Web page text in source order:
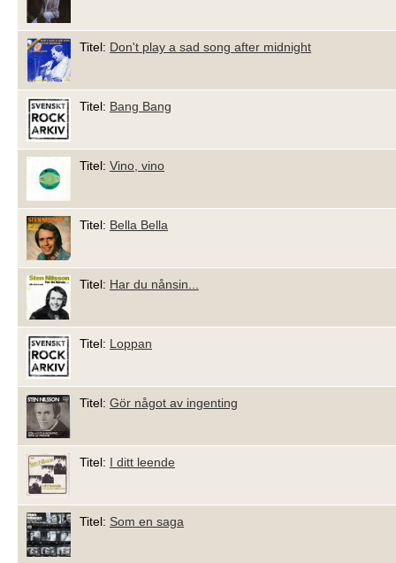
Titel: Don't play a sad song after midnight
Titel: Bang Bang
Titel: Vino, vino
Titel: Bella Bella
Titel: Har du nånsin...
Titel: Loppan
Titel: Gör något av ingenting
Titel: I ditt leende
Titel: Som en saga